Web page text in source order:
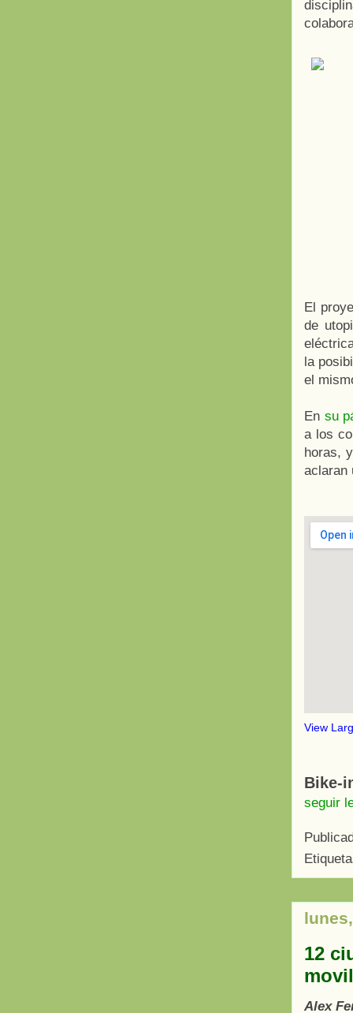
El
de
la
el
En su
a los
horas,
aclaran
View
Bike-
seguir
12
Alex